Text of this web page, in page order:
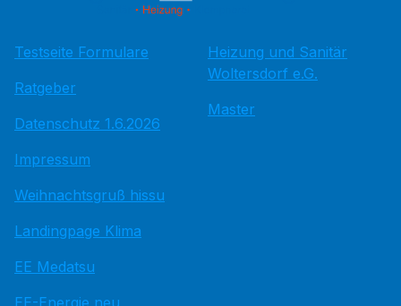
Testseite Formulare
Ratgeber
Datenschutz 1.6.2026
Impressum
Weihnachtsgruß hissu
Landingpage Klima
EE Medatsu
EE-Energie neu
Heizung und Sanitär
Woltersdorf e.G.
Master